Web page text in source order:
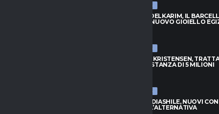
ULTIME NEWS
HAMZA ABDELKARIM, IL
SCOPRE IL NUOVO GIOIELLO
ULTIME NEWS
ATALANTA-KRISTENSEN,
APERTA: DISTANZA DI 5 MILIONI
ULTIME NEWS
NAPOLI-BADIASHILE, NUOVI
AGUERD È L’ALTERNATIVA